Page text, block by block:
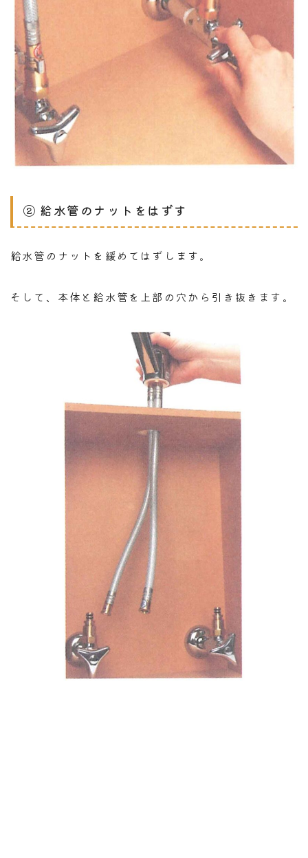
② 給水管のナットをはずす
給水管のナットを緩めてはずします。
そして、本体と給水管を上部の穴から引き抜きます。